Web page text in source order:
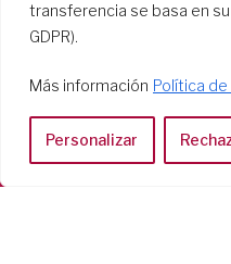
transferencia se basa en
GDPR).
Más información Política
Personalizar
Casa
Tel: 06 58 23 03